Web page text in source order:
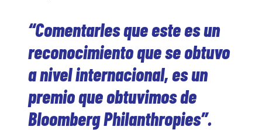
“Comentarles que este es un
reconocimiento que se obtuvo
a nivel internacional, es un
premio que obtuvimos de
Bloomberg Philanthropies”.